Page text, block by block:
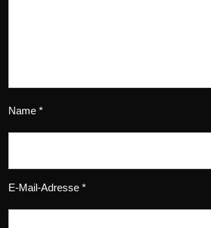
Name *
E-Mail-Adresse *